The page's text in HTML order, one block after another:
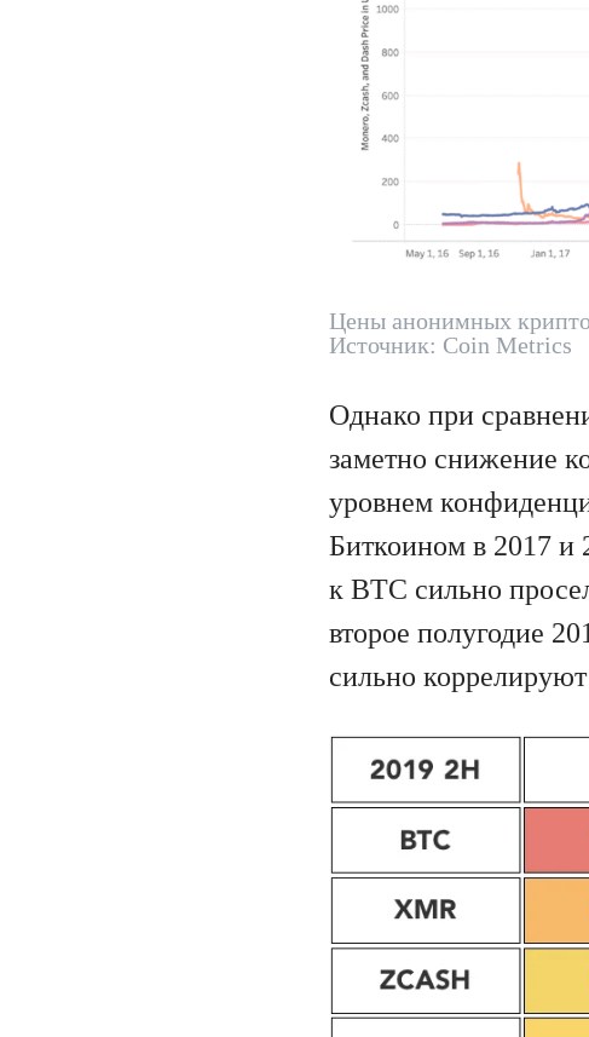
Цены анонимных
Источник: Coin Metrics
Однако при
заметно снижение
уровнем
Биткоином в 2017 и
к BTC сильно
второе полугодие
сильно